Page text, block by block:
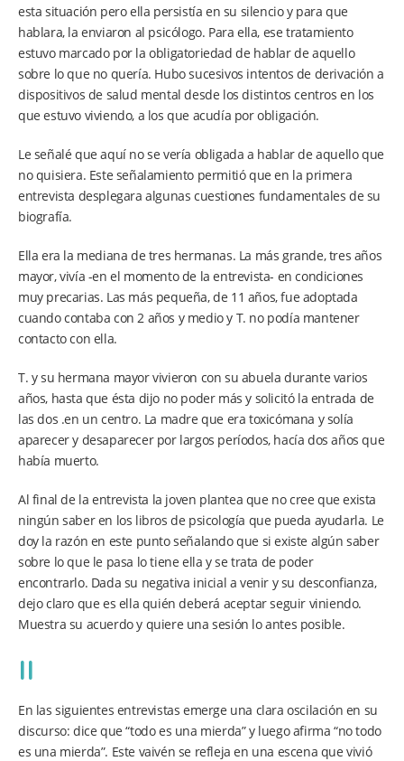
esta situación pero ella persistía en su silencio y para que
hablara, la enviaron al psicólogo. Para ella, ese tratamiento
estuvo marcado por la obligatoriedad de hablar de aquello
sobre lo que no quería. Hubo sucesivos intentos de derivación a
dispositivos de salud mental desde los distintos centros en los
que estuvo viviendo, a los que acudía por obligación.
Le señalé que aquí no se vería obligada a hablar de aquello que
no quisiera. Este señalamiento permitió que en la primera
entrevista desplegara algunas cuestiones fundamentales de su
biografía.
Ella era la mediana de tres hermanas. La más grande, tres años
mayor, vivía -en el momento de la entrevista- en condiciones
muy precarias. Las más pequeña, de 11 años, fue adoptada
cuando contaba con 2 años y medio y T. no podía mantener
contacto con ella.
T. y su hermana mayor vivieron con su abuela durante varios
años, hasta que ésta dijo no poder más y solicitó la entrada de
las dos .en un centro. La madre que era toxicómana y solía
aparecer y desaparecer por largos períodos, hacía dos años que
había muerto.
Al final de la entrevista la joven plantea que no cree que exista
ningún saber en los libros de psicología que pueda ayudarla. Le
doy la razón en este punto señalando que si existe algún saber
sobre lo que le pasa lo tiene ella y se trata de poder
encontrarlo. Dada su negativa inicial a venir y su desconfianza,
dejo claro que es ella quién deberá aceptar seguir viniendo.
Muestra su acuerdo y quiere una sesión lo antes posible.
II
En las siguientes entrevistas emerge una clara oscilación en su
discurso: dice que “todo es una mierda” y luego afirma “no todo
es una mierda”. Este vaivén se refleja en una escena que vivió